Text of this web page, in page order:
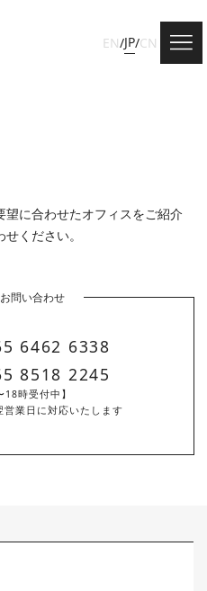
EN/JP/CN
に合わせたオフィスをご紹介
ください。
問い合わせ
6462 6338
8518 2245
18時受付中】
業日に対応いたします